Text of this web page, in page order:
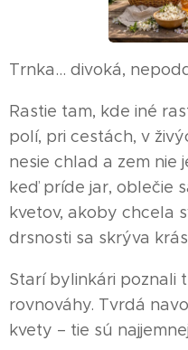
Trnka… divoká,
Rastie tam, kde iné
polí, pri cestách, v
nesie chlad a zem nie
keď príde jar, oblečie
kvetov, akoby chcela
drsnosti sa skrýva
Starí bylinkári poznali
rovnováhy. Tvrdá
kvety – tie sú